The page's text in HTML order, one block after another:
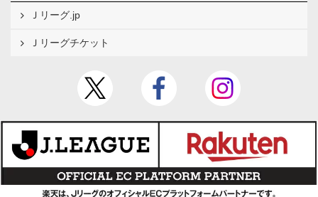
Ｊリーグ.jp
Ｊリーグチケット